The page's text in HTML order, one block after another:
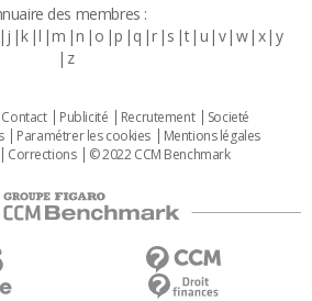
des membres :
j k l m n o p q r s t u v w x y
z
Contact Publicité Recrutement
Societé
Paramétrer les cookies
Mentions légales
Corrections © 2022 CCM Benchmark